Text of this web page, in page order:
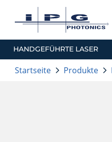
HANDGEFÜHRTE LASER
Startseite Produkte